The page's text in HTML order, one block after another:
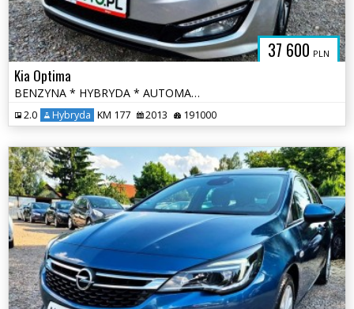
37 600 PLN
Kia Optima
BENZYNA * HYBRYDA * AUTOMAT * atrakcyjny wygląd * super * okazja
2.0 Hybryda KM 177 2013 191000